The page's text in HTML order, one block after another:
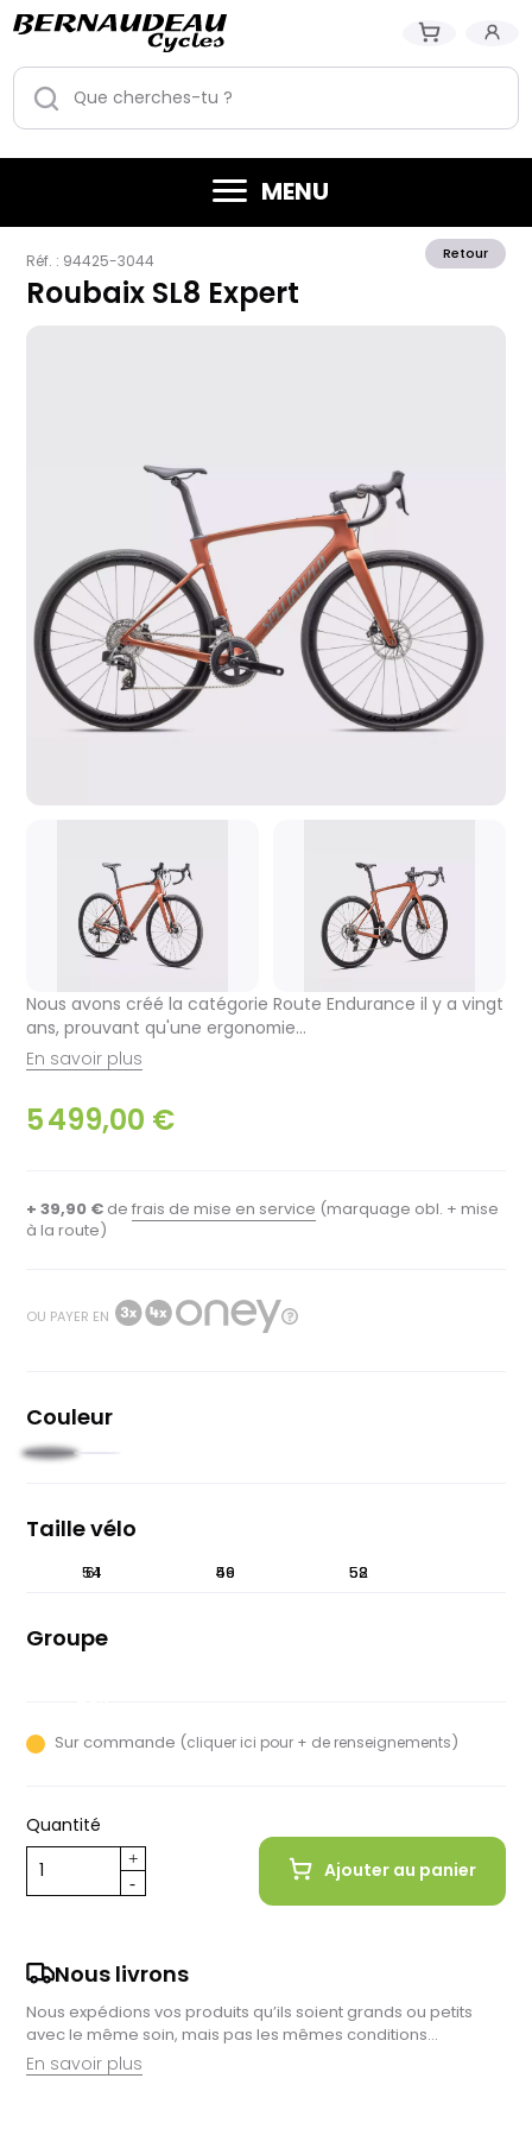
MENU
Retour
Réf. : 94425-3044
Roubaix SL8 Expert
Nous avons créé la catégorie Route Endurance il y a vingt
ans, prouvant qu'une ergonomie…
En savoir plus
5 499,00 €
+ 39,90 €de frais de mise en service (marquage obl. + mise
à la route)
OU PAYER EN
Couleur
OrangeBleu
Taille vélo
44 49 52
54 56 58
61
Groupe
Sur commande (cliquer ici pour + de renseignements)
Quantité
Ajouter au panier
Nous livrons
Nous expédions vos produits qu’ils soient grands ou petits
avec le même soin, mais pas les mêmes conditions…
En savoir plus